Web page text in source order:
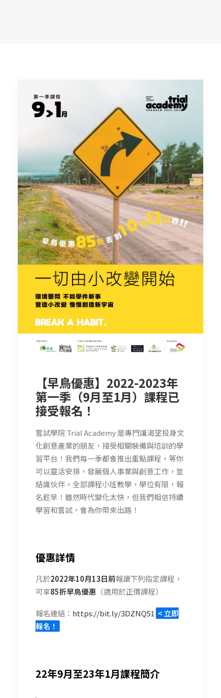
【早鳥優惠】2022-2023年
第一季（9月至1月）課程已
接受報名！
嘗試學院 Trial Academy 是專門讓渴望投身文
化創意產業的朋友，接受相關裝備與培訓的學
習平台！我們每一季都會推出重點課程，等你
可以靈活安排，發展個人事業與創意工作，並
結識伙伴。全部課程小班教學，學位有限，報
名趁早！雖然時代變化太快，但我們相信持續
學習和嘗試，會為你帶來出路！
優惠詳情
凡於2022年10月13日前報讀下列指定課程，
可享85折早鳥優惠 （適用於正價課程）
報名連結： https://bit.ly/3DZNQ51 < 立即
報名！
22年9月至23年1月課程簡介